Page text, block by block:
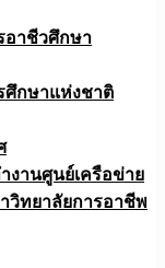
าชีวศึกษา
กษาแห่งชาติ
งานศูนย์เครือข่าย
วิทยาลัยการอาชีพ